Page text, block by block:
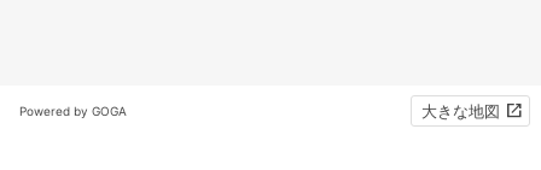
Powered by GOGA 大きな地図